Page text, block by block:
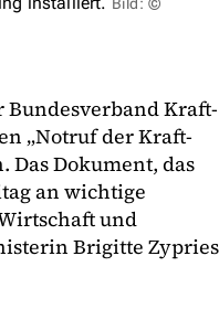
Bild: ©
Bundesverband Kraft-
„Notruf der Kraft-
Das Dokument, das
an wichtige
und
Brigitte Zypries